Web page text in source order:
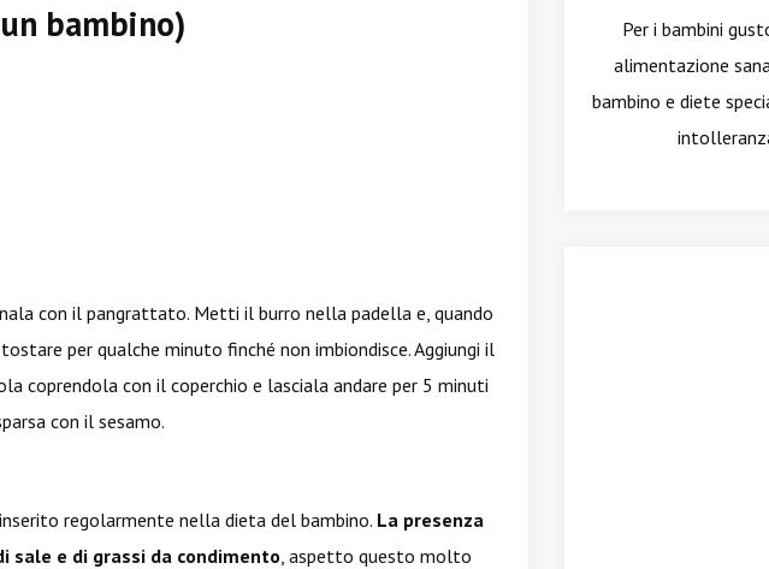
bambino)
con il pangrattato. Metti il burro nella padella e, quando
per qualche minuto finché non imbiondisce. Aggiungi il
coprendola con il coperchio e lasciala andare per 5 minuti
con il sesamo.
regolarmente nella dieta del bambino. La presenza
sale e di grassi da condimento, aspetto questo molto
Per i bambini
alimentazione
bambino e diete